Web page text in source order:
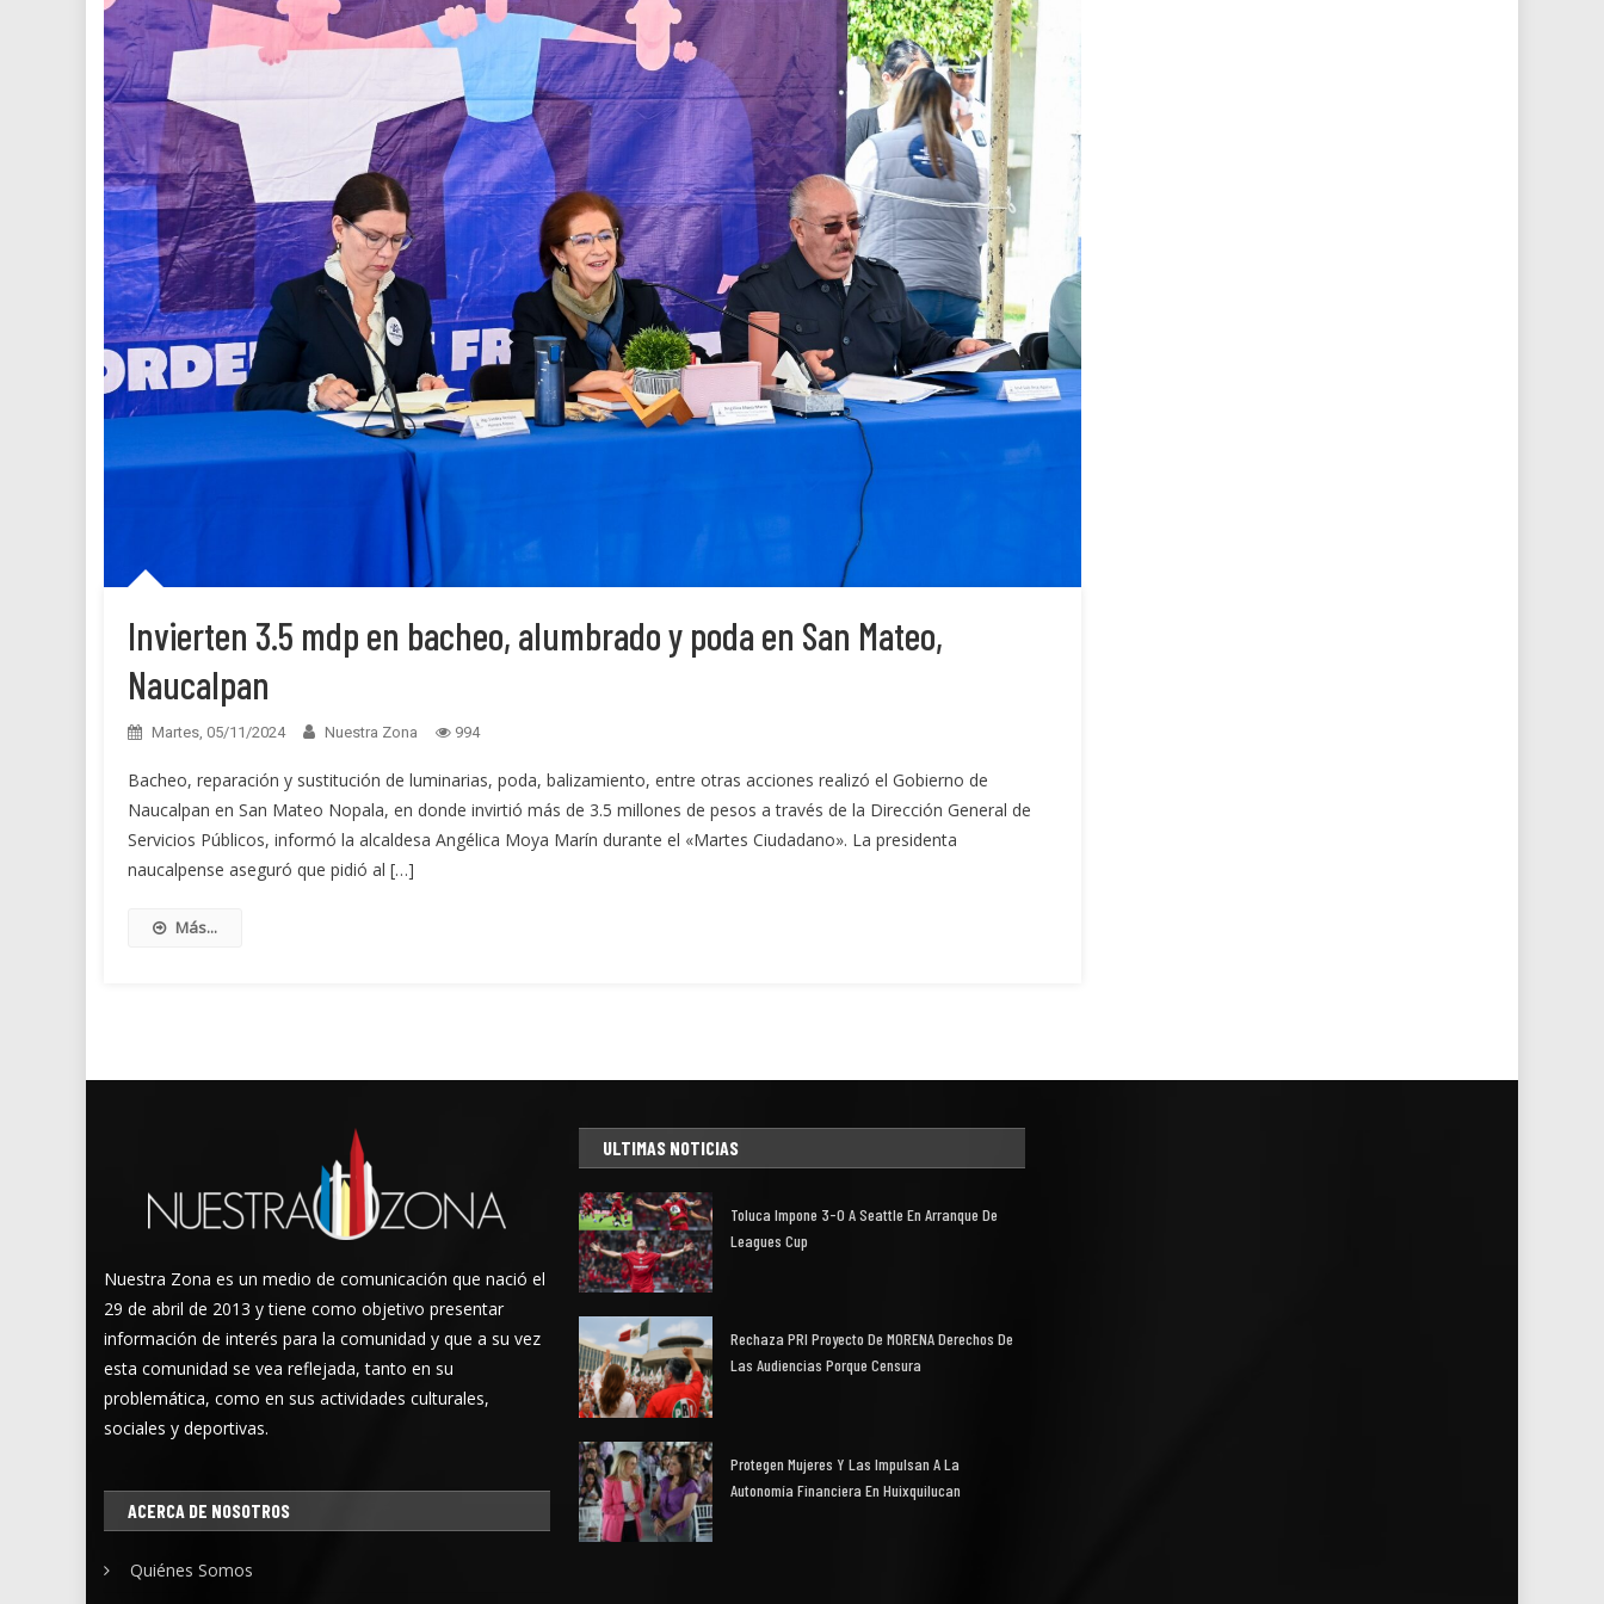
Invierten 3.5 mdp en bacheo, alumbrado y poda en San Mateo,
Naucalpan
Martes, 05/11/2024 Nuestra Zona 994
Bacheo, reparación y sustitución de luminarias, poda, balizamiento, entre otras acciones realizó el Gobierno de
Naucalpan en San Mateo Nopala, en donde invirtió más de 3.5 millones de pesos a través de la Dirección General de
Servicios Públicos, informó la alcaldesa Angélica Moya Marín durante el «Martes Ciudadano». La presidenta
naucalpense aseguró que pidió al […]
Más...
Nuestra Zona es un medio de comunicación que nació el
29 de abril de 2013 y tiene como objetivo presentar
información de interés para la comunidad y que a su vez
esta comunidad se vea reflejada, tanto en su
problemática, como en sus actividades culturales,
sociales y deportivas.
ACERCA DE NOSOTROS
Quiénes Somos
ULTIMAS NOTICIAS
Toluca Impone 3-0 A Seattle En Arranque De
Leagues Cup
Rechaza PRI Proyecto De MORENA Derechos De
Las Audiencias Porque Censura
Protegen Mujeres Y Las Impulsan A La
Autonomía Financiera En Huixquilucan